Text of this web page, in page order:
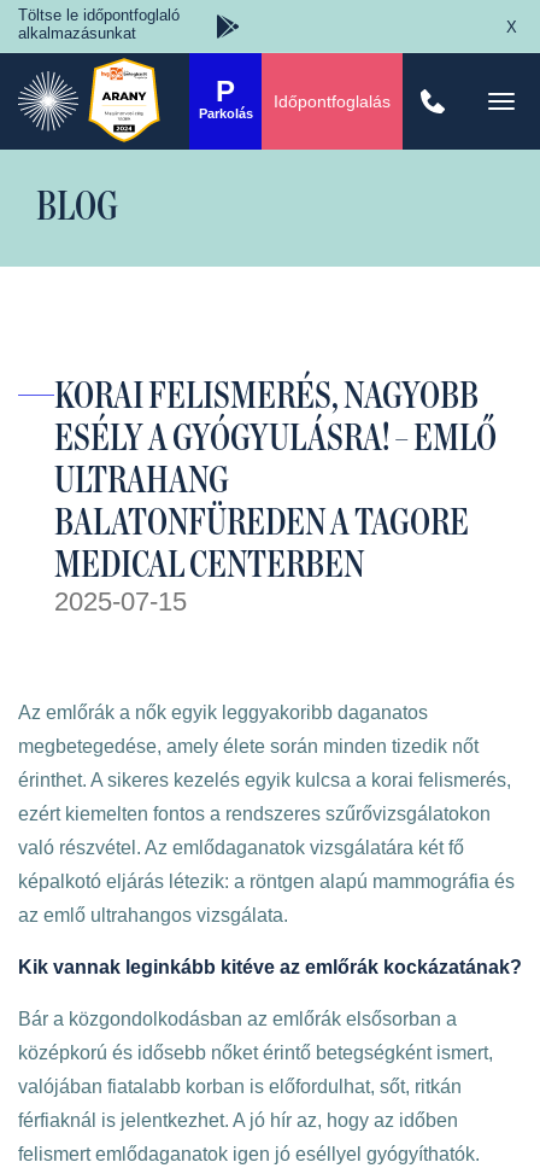
Töltse le időpontfoglaló
alkalmazásunkat
X
P
Parkolás
Időpontfoglalás
BLOG
KORAI FELISMERÉS, NAGYOBB
ESÉLY A GYÓGYULÁSRA! – EMLŐ
ULTRAHANG
BALATONFÜREDEN A TAGORE
MEDICAL CENTERBEN
2025-07-15
Az emlőrák a nők egyik leggyakoribb daganatos
megbetegedése, amely élete során minden tizedik nőt
érinthet. A sikeres kezelés egyik kulcsa a korai felismerés,
ezért kiemelten fontos a rendszeres szűrővizsgálatokon
való részvétel. Az emlődaganatok vizsgálatára két fő
képalkotó eljárás létezik: a röntgen alapú mammográfia és
az emlő ultrahangos vizsgálata.
Kik vannak leginkább kitéve az emlőrák kockázatának?
Bár a közgondolkodásban az emlőrák elsősorban a
középkorú és idősebb nőket érintő betegségként ismert,
valójában fiatalabb korban is előfordulhat, sőt, ritkán
férfiaknál is jelentkezhet. A jó hír az, hogy az időben
felismert emlődaganatok igen jó eséllyel gyógyíthatók.